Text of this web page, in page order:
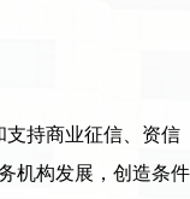
持商业征信、资信
机构发展，创造条件